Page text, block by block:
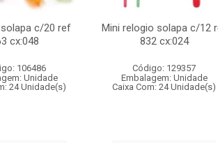
c/20 ref
cx:048
106486
Unidade
24 Unidade(s)
Mini relogio solapa c/12
832 cx:024
Código: 129357
Embalagem: Unidade
Caixa Com: 24 Unidade(s)